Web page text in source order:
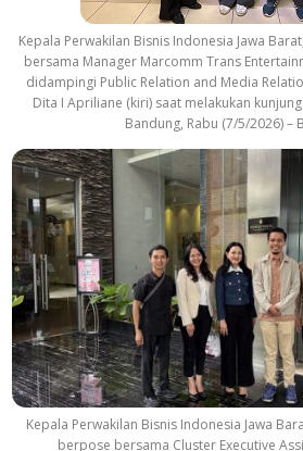
Kepala Perwakilan Bisnis Indonesia Jawa
bersama Manager Marcomm Trans
didampingi Public Relation and Media
Dita I Apriliane (kiri) saat melakukan
Bandung, Rabu (7/5/2026) –
Kepala Perwakilan Bisnis Indonesia Jawa
berpose bersama Cluster Executive